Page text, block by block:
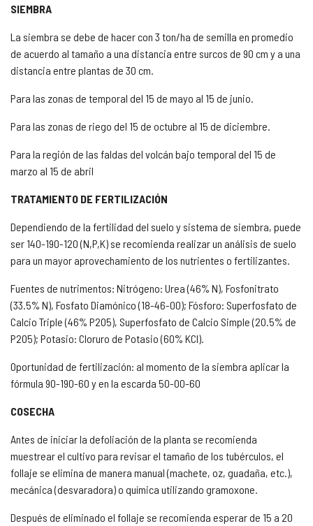
SIEMBRA
La siembra se debe de hacer con 3 ton/ha de semilla en promedio
de acuerdo al tamaño a una distancia entre surcos de 90 cm y a una
distancia entre plantas de 30 cm.
Para las zonas de temporal del 15 de mayo al 15 de junio.
Para las zonas de riego del 15 de octubre al 15 de diciembre.
Para la región de las faldas del volcán bajo temporal del 15 de
marzo al 15 de abril
TRATAMIENTO DE FERTILIZACIÓN
Dependiendo de la fertilidad del suelo y sistema de siembra, puede
ser 140-190-120 (N,P,K) se recomienda realizar un análisis de suelo
para un mayor aprovechamiento de los nutrientes o fertilizantes.
Fuentes de nutrimentos: Nitrógeno: Urea (46% N), Fosfonitrato
(33.5% N), Fosfato Diamónico (18-46-00); Fósforo: Superfosfato de
Calcio Triple (46% P2O5), Superfosfato de Calcio Simple (20.5% de
P2O5); Potasio: Cloruro de Potasio (60% KCl).
Oportunidad de fertilización: al momento de la siembra aplicar la
fórmula 90-190-60 y en la escarda 50-00-60
COSECHA
Antes de iniciar la defoliación de la planta se recomienda
muestrear el cultivo para revisar el tamaño de los tubérculos, el
follaje se elimina de manera manual (machete, oz, guadaña, etc.),
mecánica (desvaradora) o química utilizando gramoxone.
Después de eliminado el follaje se recomienda esperar de 15 a 20